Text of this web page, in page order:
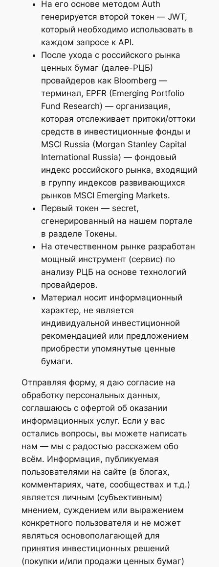
На его основе методом Auth
генерируется второй токен — JWT,
который необходимо использовать в
каждом запросе к API.
После ухода с российского рынка
ценных бумаг (далее-РЦБ)
провайдеров как Bloomberg —
терминал, EPFR (Emerging Portfolio
Fund Research) — организация,
которая отслеживает притоки/оттоки
средств в инвестиционные фонды и
MSCI Russia (Morgan Stanley Capital
International Russia) — фондовый
индекс российского рынка, входящий
в группу индексов развивающихся
рынков MSCI Emerging Markets.
Первый токен — secret,
сгенерированный на нашем портале
в разделе Токены.
На отечественном рынке разработан
мощный инструмент (сервис) по
анализу РЦБ на основе технологий
провайдеров.
Материал носит информационный
характер, не является
индивидуальной инвестиционной
рекомендацией или предложением
приобрести упомянутые ценные
бумаги.
Отправляя форму, я даю согласие на
обработку персональных данных,
cоглашаюсь с офертой об оказании
информационных услуг. Если у вас
остались вопросы, вы можете написать
нам — мы с радостью расскажем обо
всём. Информация, публикуемая
пользователями на сайте (в блогах,
комментариях, чате, сообществах и т.д.)
является личным (субъективным)
мнением, суждением или выражением
конкретного пользователя и не может
являться основополагающей для
принятия инвестиционных решений
(покупки и/или продажи ценных бумаг)